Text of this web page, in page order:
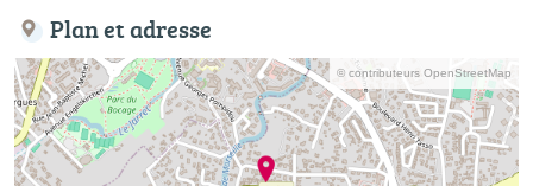
Plan et adresse
© contributeurs OpenStreetMap